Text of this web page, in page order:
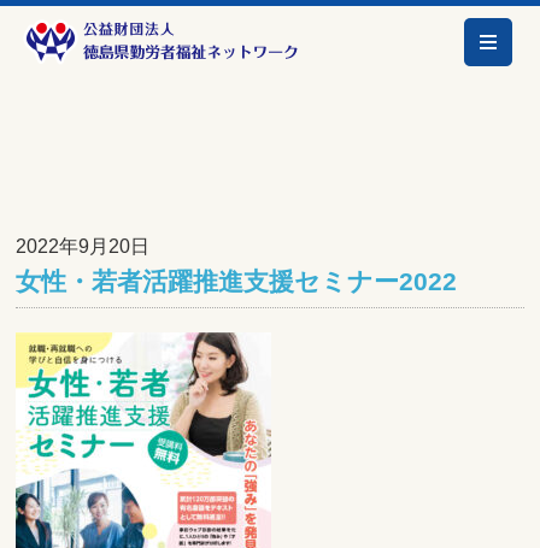
2022年9月20日
女性・若者活躍推進支援セミナー2022